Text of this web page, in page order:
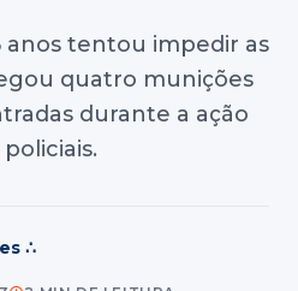
anos tentou impedir as
quatro munições
durante a ação
policiais.
∴